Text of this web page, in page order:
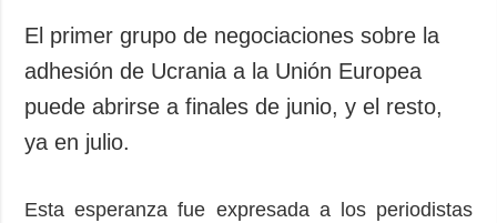
El primer grupo de negociaciones sobre la
adhesión de Ucrania a la Unión Europea
puede abrirse a finales de junio, y el resto,
ya en julio.
Esta esperanza fue expresada a los periodistas